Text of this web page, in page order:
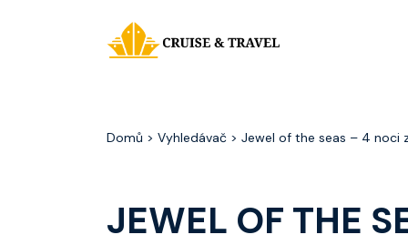
Domů > Vyhledávač > Jewel of the seas – 4 noci
JEWEL OF THE